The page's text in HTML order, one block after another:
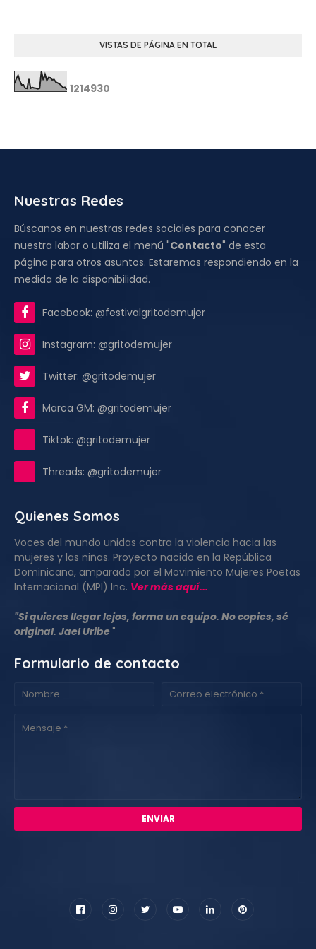
VISTAS DE PÁGINA EN TOTAL
1214930
Nuestras Redes
Búscanos en nuestras redes sociales para conocer
nuestra labor o utiliza el menú "Contacto" de esta
página para otros asuntos. Estaremos respondiendo en la
medida de la disponibilidad.
Facebook: @festivalgritodemujer
Instagram: @gritodemujer
Twitter: @gritodemujer
Marca GM: @gritodemujer
Tiktok: @gritodemujer
Threads: @gritodemujer
Quienes Somos
Voces del mundo unidas contra la violencia hacia las
mujeres y las niñas. Proyecto nacido en la República
Dominicana, amparado por el Movimiento Mujeres Poetas
Internacional (MPI) Inc. Ver más aquí...
"Si quieres llegar lejos, forma un equipo. No copies, sé
original. Jael Uribe"
Formulario de contacto